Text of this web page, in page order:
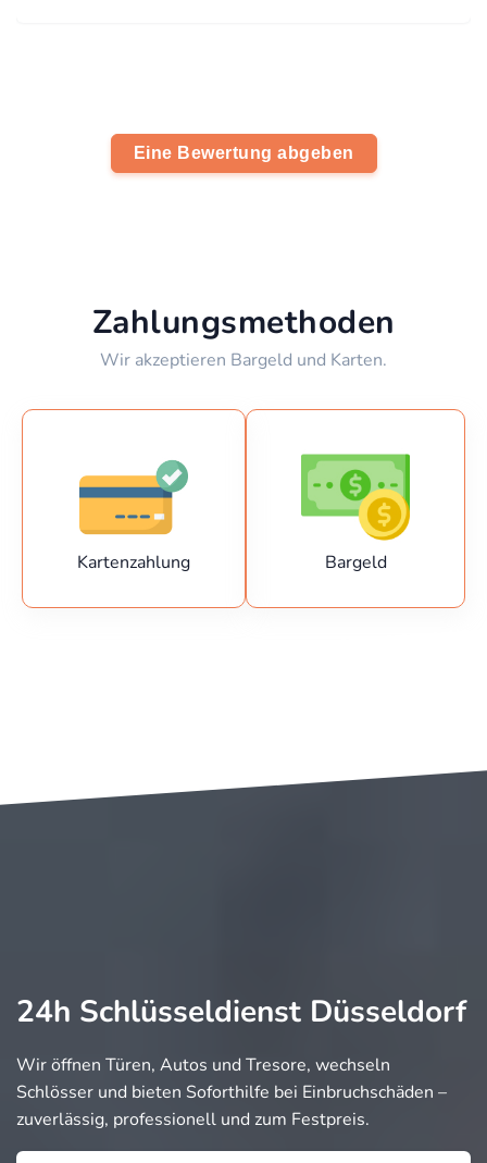
Eine Bewertung abgeben
Zahlungsmethoden
Wir akzeptieren Bargeld und Karten.
Kartenzahlung Bargeld
24h Schlüsseldienst Düsseldorf
Wir öffnen Türen, Autos und Tresore, wechseln
Schlösser und bieten Soforthilfe bei Einbruchschäden –
zuverlässig, professionell und zum Festpreis.